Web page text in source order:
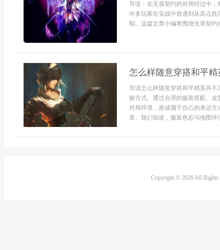
导语：在无畏契约的对局经过中
许多玩家在实战中曾遇到从高点
制。这篇文章小编将围绕无畏契约
怎么样随意穿搭和平精
导语怎么样随意穿搭和平精英并
验方式。通过合理的服装搭配、
对局环境，形成属于自己的表达
章。我们知道，服装色彩与地图
Copyright © 2026 All